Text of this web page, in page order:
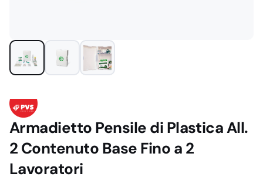
Armadietto Pensile di Plastica All.
2 Contenuto Base Fino a 2
Lavoratori